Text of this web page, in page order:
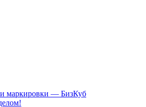
маркировки — БизКуб